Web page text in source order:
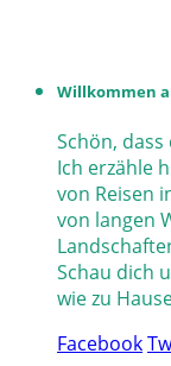
Willkommen
Schön,
Ich erzähle
von Reisen
von langen
Schau dich
wie zu
Facebook